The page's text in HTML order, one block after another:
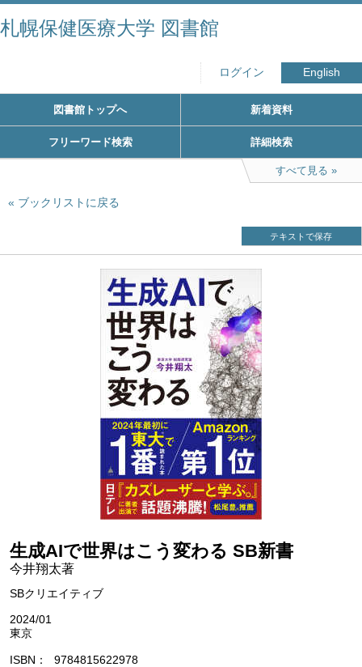
札幌保健医療大学 図書館
ログイン English
図書館トップへ 新着資料
フリーワード検索 詳細検索
すべて見る
ブックリストに戻る
テキストで保存
生成AIで世界はこう変わる SB新書
今井翔太著
SBクリエイティブ
2024/01
東京
ISBN 9784815622978